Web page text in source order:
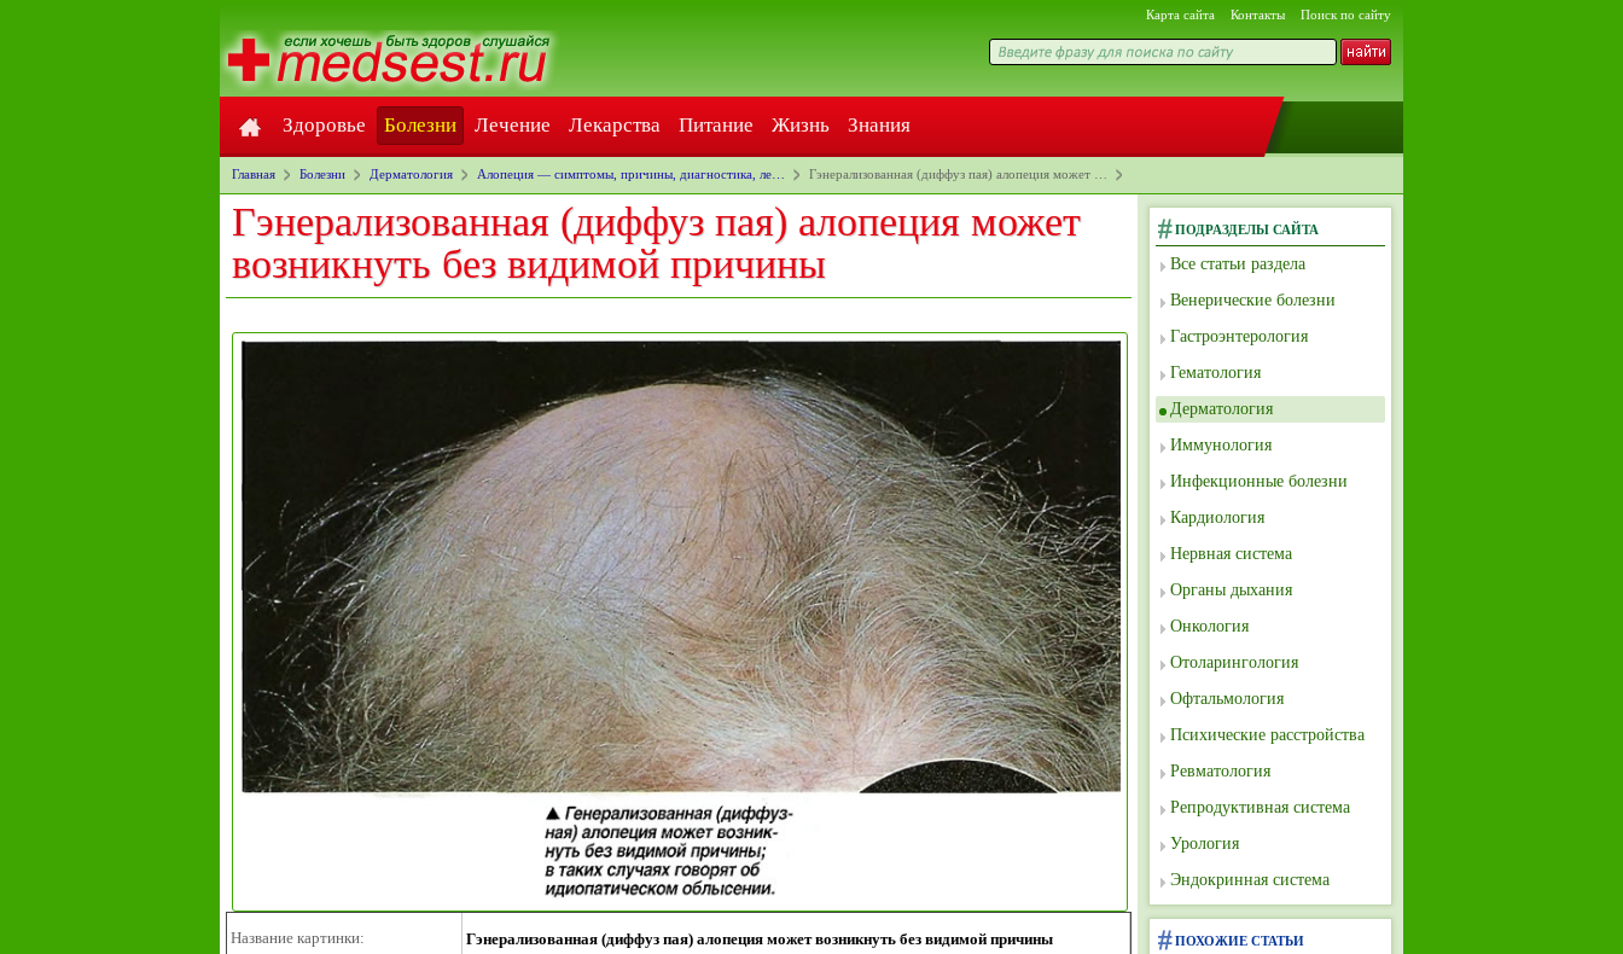
Карта сайта Контакты Поиск по сайту
Здоровье Болезни Лечение Лекарства Питание Жизнь Знания
Главная Болезни Дерматология Алопеция — симптомы, причины, диагностика, ле… Гэнерализованная (диффуз пая) алопеция может …
Гэнерализованная (диффуз пая) алопеция может
возникнуть без видимой причины
Название картинки: Гэнерализованная (диффуз пая) алопеция может возникнуть без видимой причины
ПОДРАЗДЕЛЫ САЙТА
Все статьи раздела
Венерические болезни
Гастроэнтерология
Гематология
Дерматология
Иммунология
Инфекционные болезни
Кардиология
Нервная система
Органы дыхания
Онкология
Отоларингология
Офтальмология
Психические расстройства
Ревматология
Репродуктивная система
Урология
Эндокринная система
ПОХОЖИЕ СТАТЬИ